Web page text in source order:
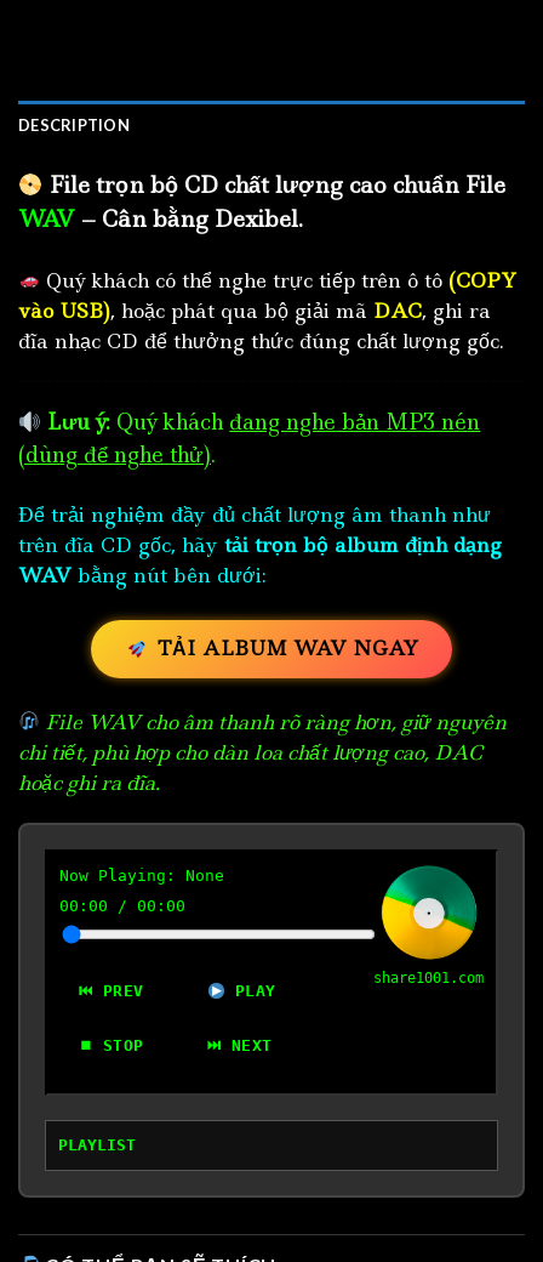
DESCRIPTION
File trọn bộ CD chất lượng cao chuẩn File
WAV – Cân bằng Dexibel.
Quý khách có thể nghe trực tiếp trên ô tô (COPY
vào USB), hoặc phát qua bộ giải mã DAC, ghi ra
đĩa nhạc CD để thưởng thức đúng chất lượng gốc.
Lưu ý: Quý khách đang nghe bản MP3 nén
(dùng để nghe thử).
Để trải nghiệm đầy đủ chất lượng âm thanh như
trên đĩa CD gốc, hãy tải trọn bộ album định dạng
WAV bằng nút bên dưới:
TẢI ALBUM WAV NGAY
File WAV cho âm thanh rõ ràng hơn, giữ nguyên
chi tiết, phù hợp cho dàn loa chất lượng cao, DAC
hoặc ghi ra đĩa.
Now Playing: None
00:00 / 00:00
⏮ PREV PLAY
⏹ STOP ⏭ NEXT
share1001.com
PLAYLIST